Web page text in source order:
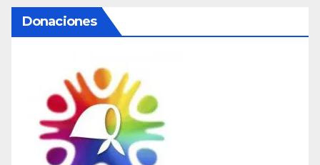
Donaciones